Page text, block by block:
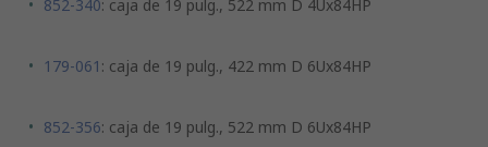
852-340: caja de 19 pulg., 522 mm D 4Ux84HP
179-061 : caja de 19 pulg., 422 mm D 6Ux84HP
852-356: caja de 19 pulg., 522 mm D 6Ux84HP